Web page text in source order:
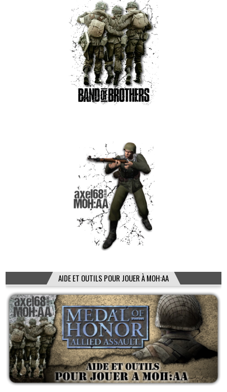
AIDE ET OUTILS POUR JOUER À MOH:AA